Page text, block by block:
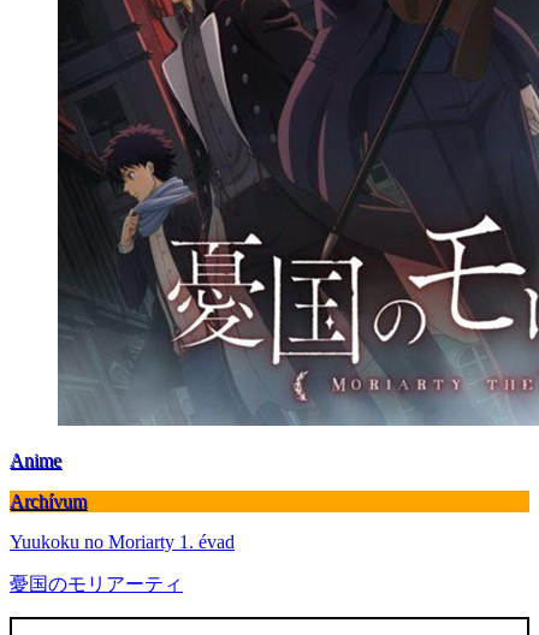
Anime
Archívum
Yuukoku no Moriarty 1. évad
憂国のモリアーティ